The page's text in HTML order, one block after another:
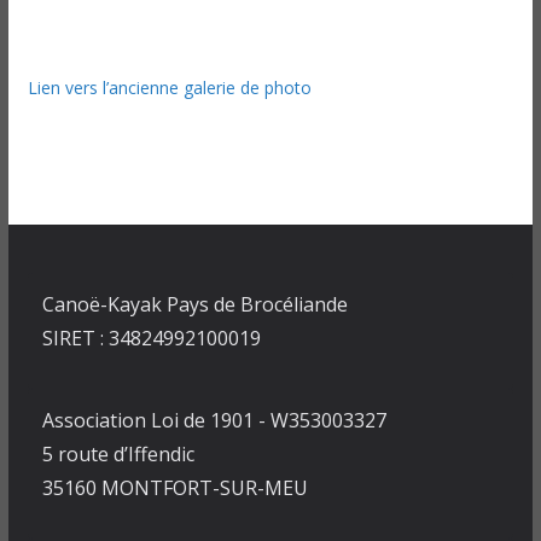
Lien vers l’ancienne galerie de photo
Canoë-Kayak Pays de Brocéliande
SIRET : 34824992100019
Association Loi de 1901 - W353003327
5 route d’Iffendic
35160 MONTFORT-SUR-MEU